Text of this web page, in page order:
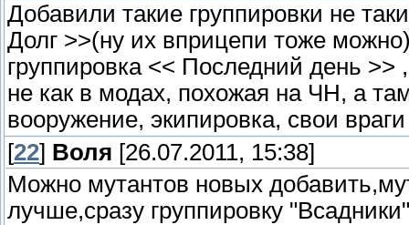
Добавили такие группировки не
Долг >>(ну их вприцепи тоже
группировка << Последний день
не как в модах, похожая на ЧН, а
вооружение, экипировка, свои
[22] Воля [26.07.2011, 15:38]
Можно мутантов новых
лучше,сразу группировку